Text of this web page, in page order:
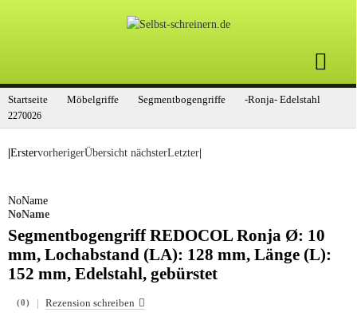
Startseite Möbelgriffe Segmentbogengriffe
-Ronja- Edelstahl
2270026
|ErstervorherigerÜbersicht nächsterLetzter|
NoName
NoName
Segmentbogengriff REDOCOL Ronja Ø: 10
mm, Lochabstand (LA): 128 mm, Länge (L):
152 mm, Edelstahl, gebürstet
(0) | Rezension schreiben